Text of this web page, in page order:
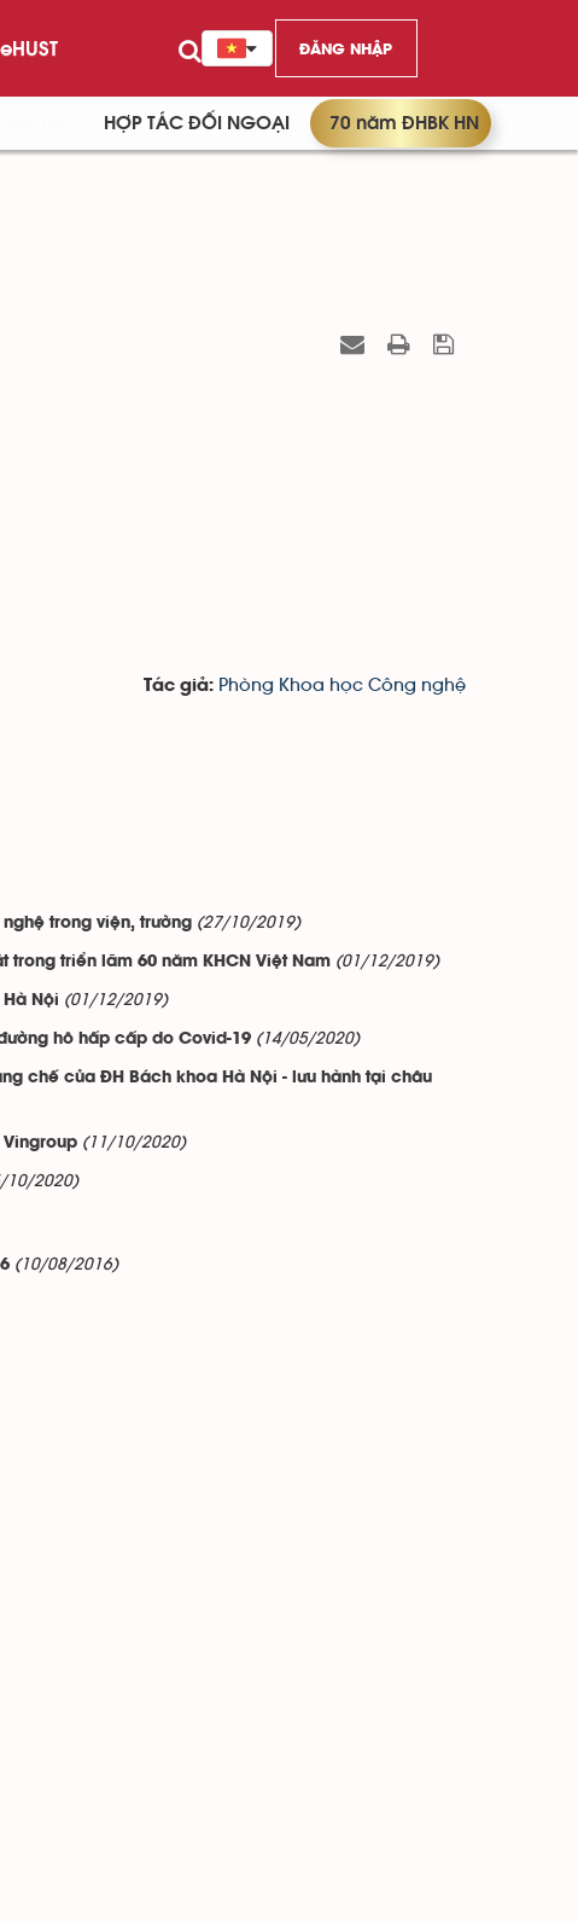
eHUST ĐĂNG NHẬP
HỢP TÁC ĐỐI NGOẠI 70 năm ĐHBK HN
Tác giả: Phòng Khoa học Công nghệ
trong viện, trường (27/10/2019)
triển lãm 60 năm KHCN Việt Nam (01/12/2019)
Nội (01/12/2019)
hô hấp cấp do Covid-19 (14/05/2020)
chế của ĐH Bách khoa Hà Nội - lưu hành tại châu
Vingroup (11/10/2020)
10/2020)
(10/08/2016)